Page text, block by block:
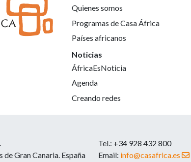
Quienes somos
Programas de Casa África
Países africanos
Noticias
ÁfricaEsNoticia
Agenda
Creando redes
de Gran Canaria. España
Tel.: +34 928 432 800
Email: info@casafrica.es